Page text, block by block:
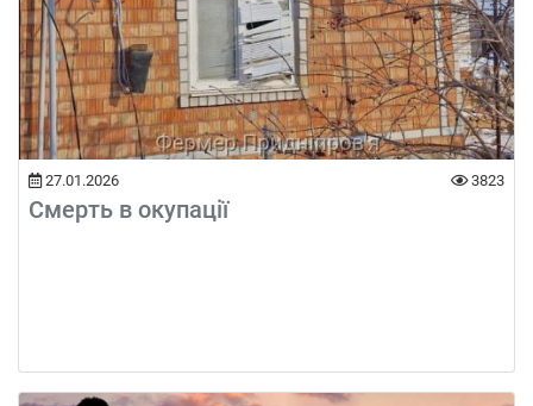
27.01.2026 3823
Смерть в окупації